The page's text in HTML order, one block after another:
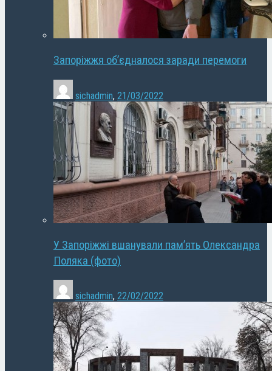
Запоріжжя об’єдналося заради перемоги
sichadmin, 21/03/2022
У Запоріжжі вшанували пам’ять Олександра
Поляка (фото)
sichadmin, 22/02/2022